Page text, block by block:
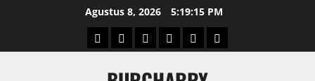
Agustus 8, 2026 5:19:16 PM
BerandaNewsPolitikKeriminal
OlahragaInternasional